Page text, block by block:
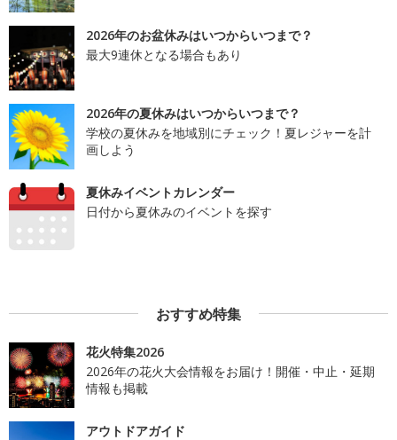
2026年のお盆休みはいつからいつまで？
最大9連休となる場合もあり
2026年の夏休みはいつからいつまで？
学校の夏休みを地域別にチェック！夏レジャーを計
画しよう
夏休みイベントカレンダー
日付から夏休みのイベントを探す
おすすめ特集
花火特集2026
2026年の花火大会情報をお届け！開催・中止・延期
情報も掲載
アウトドアガイド